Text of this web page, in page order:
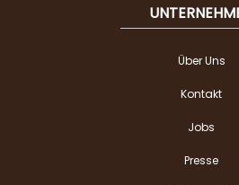
Über Uns
Kontakt
Jobs
Presse